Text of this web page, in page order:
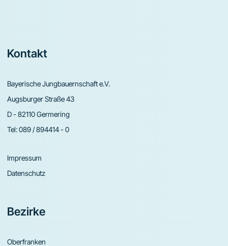
Footer
Kontakt
Bayerische Jungbauernschaft e.V.
Augsburger Straße 43
D - 82110 Germering
Tel:089 / 894414 - 0
Impressum
Datenschutz
Bezirke
Oberfranken